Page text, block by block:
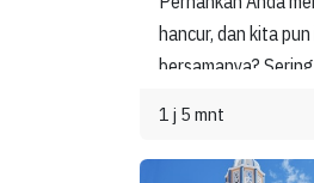
hancur, dan kita
bersamanya?
kita sendiri hanya
lebih banyak
1 j 5 mnt